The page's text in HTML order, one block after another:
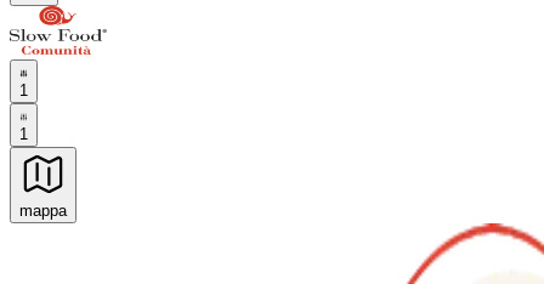
1
1
mappa
Esperienze culinarie indimenticabili: Esperienze